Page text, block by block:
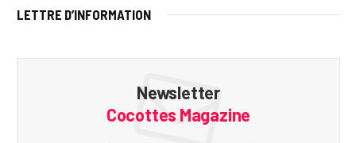
LETTRE D’INFORMATION
Newsletter
Cocottes Magazine